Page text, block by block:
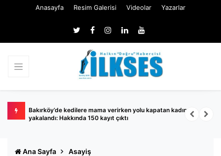
Anasayfa Resim Galerisi Videolar Yazarlar
Bakırköy’de kedilere mama verirken yolu kapatan kadın
yakalandı: Hakkında 150 kayıt çıktı
Ana Sayfa Asayiş